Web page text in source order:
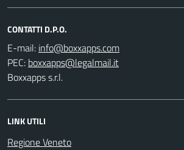
CONTATTI D.P.O.
E-mail:
PEC:
Boxxapps s.r.l.
LINK UTILI
Regione Veneto